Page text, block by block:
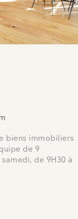
biens immobiliers
de 9
de 9H30 à